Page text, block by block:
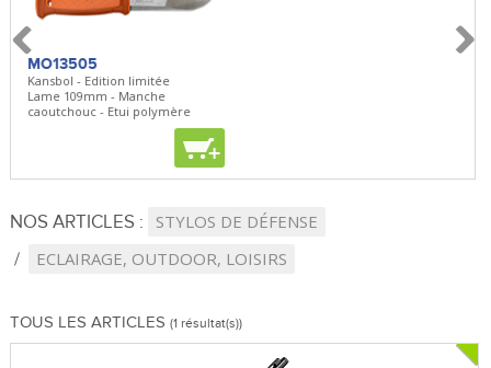
MO13505
Kansbol - Edition limitée
Lame 109mm - Manche
caoutchouc - Etui polymère
+
NOS ARTICLES :
STYLOS DE DÉFENSE
ECLAIRAGE, OUTDOOR, LOISIRS
TOUS LES ARTICLES (1 résultat(s))